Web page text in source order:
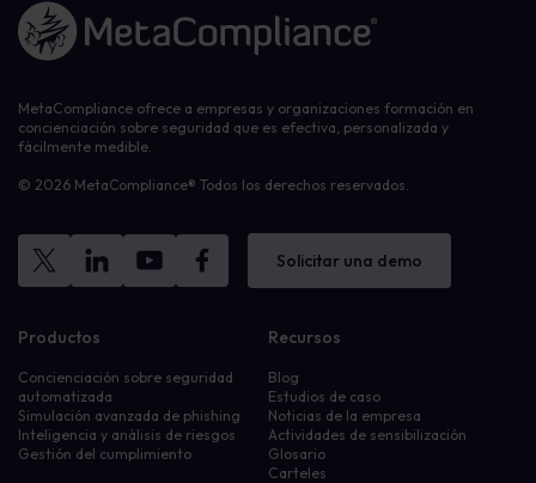
Enlace a la página de inicio
MetaCompliance ofrece a empresas y organizaciones formación en
concienciación sobre seguridad que es efectiva, personalizada y
fácilmente medible.
© 2026 MetaCompliance® Todos los derechos reservados.
Solicitar una demo
Productos
Concienciación sobre seguridad
automatizada
Simulación avanzada de phishing
Inteligencia y análisis de riesgos
Gestión del cumplimiento
Recursos
Blog
Estudios de caso
Noticias de la empresa
Actividades de sensibilización
Glosario
Carteles